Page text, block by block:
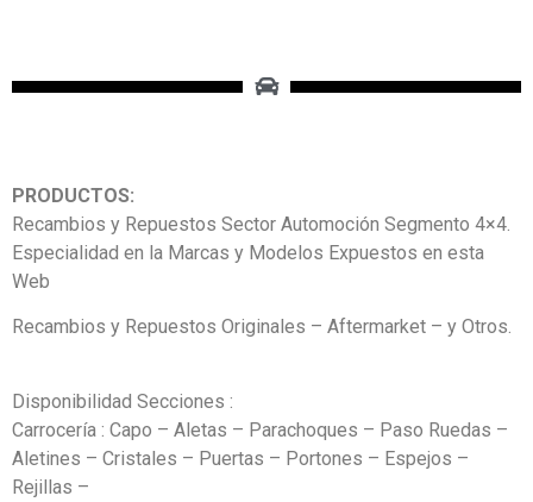
PRODUCTOS:
Recambios y Repuestos Sector Automoción Segmento 4×4.
Especialidad en la Marcas y Modelos Expuestos en esta
Web
Recambios y Repuestos Originales – Aftermarket – y Otros.
Disponibilidad Secciones :
Carrocería : Capo – Aletas – Parachoques – Paso Ruedas –
Aletines – Cristales – Puertas – Portones – Espejos –
Rejillas –